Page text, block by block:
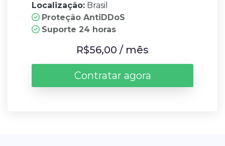
Localização: Brasil
Proteção AntiDDoS
Suporte 24 horas
R$56,00 / mês
Contratar agora